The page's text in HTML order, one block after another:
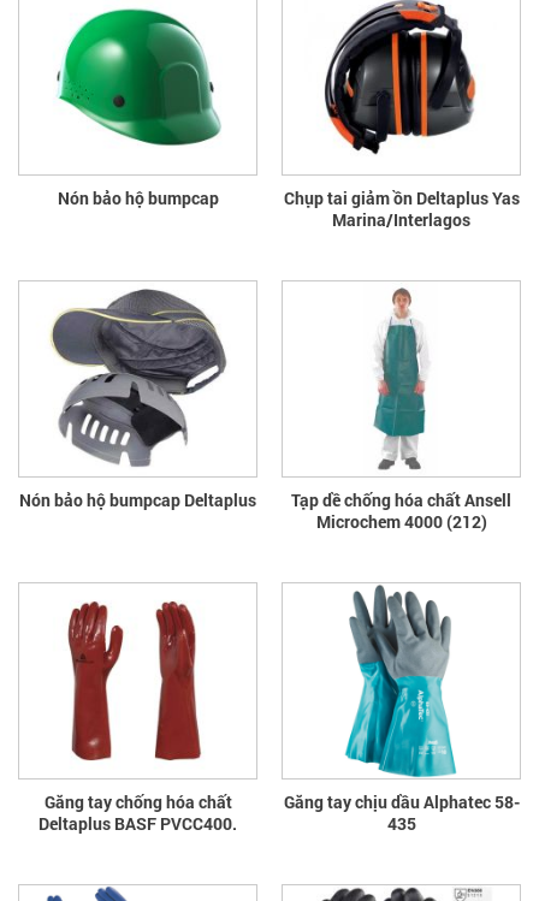
Nón bảo hộ bumpcap
Chụp tai giảm ồn Deltaplus Yas
Marina/Interlagos
Nón bảo hộ bumpcap Deltaplus
Tạp dề chống hóa chất Ansell
Microchem 4000 (212)
Găng tay chống hóa chất
Deltaplus BASF PVCC400.
Găng tay chịu dầu Alphatec 58-
435